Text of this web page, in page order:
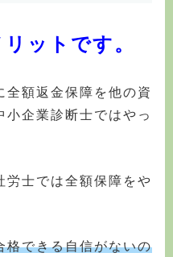
ットです。
全額返金保障を他の資
企業診断士ではやっ
労士では全額保障をや
格できる自信がないの